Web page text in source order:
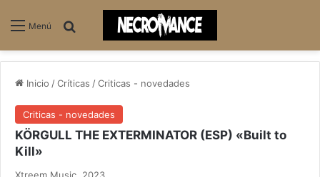
Menú
Inicio /Críticas /Criticas - novedades
Criticas - novedades
KÖRGULL THE EXTERMINATOR (ESP) «Built to
Kill»
Xtreem Music, 2023